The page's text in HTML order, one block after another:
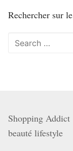
Rechercher sur
Rechercher
Shopping Addict
beauté lifestyle